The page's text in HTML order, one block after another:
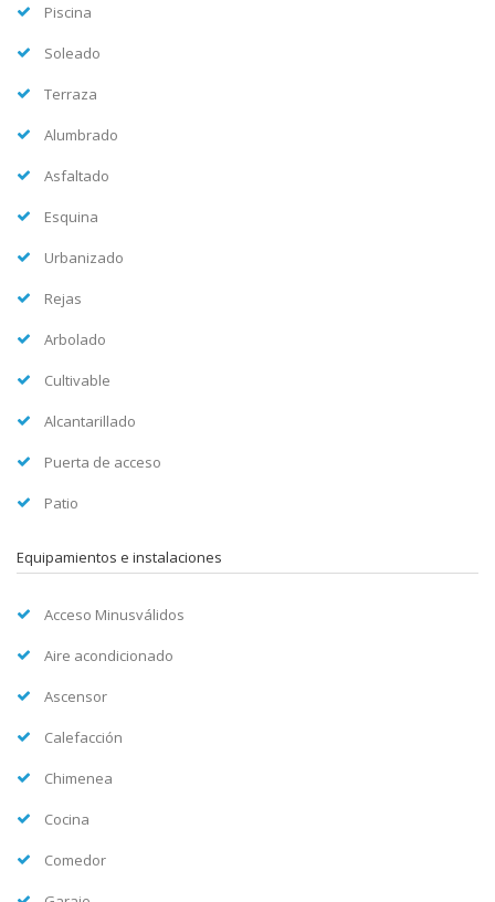
Piscina
Soleado
Terraza
Alumbrado
Asfaltado
Esquina
Urbanizado
Rejas
Arbolado
Cultivable
Alcantarillado
Puerta de acceso
Patio
Equipamientos e instalaciones
Acceso Minusválidos
Aire acondicionado
Ascensor
Calefacción
Chimenea
Cocina
Comedor